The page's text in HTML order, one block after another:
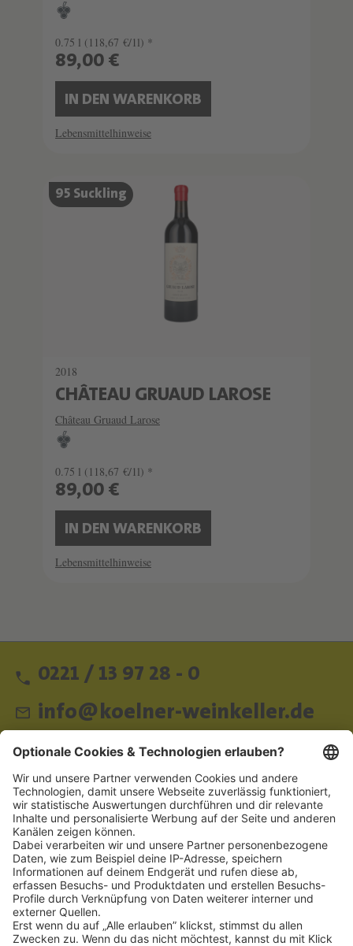
0.75 l (118,67 €/1l) *
89,00 €
IN DEN WARENKORB
Lebensmittelhinweise
95 Suckling
2018
CHÂTEAU GRUAUD LAROSE
Château Gruaud Larose
0.75 l (118,67 €/1l) *
89,00 €
IN DEN WARENKORB
Lebensmittelhinweise
0221 / 13 97 28 - 0
info@koelner-weinkeller.de
Schnellzugriff
ZAHLUNGSMETHODEN
SOCIAL
NEWSLETTER